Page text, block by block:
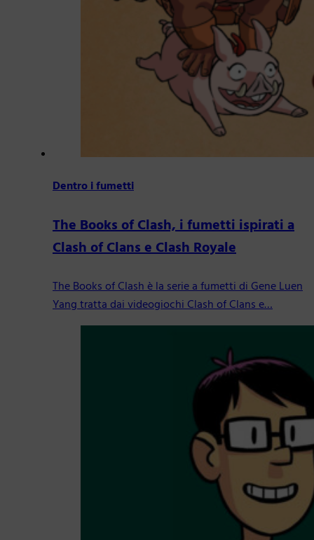
Dentro i fumetti
The Books of Clash, i fumetti ispirati a
Clash of Clans e Clash Royale
The Books of Clash è la serie a fumetti di Gene Luen
Yang tratta dai videogiochi Clash of Clans e…